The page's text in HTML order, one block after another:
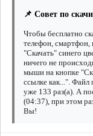
📌 Совет по
Чтобы бесплатно
телефон,
"Скачать" синего
ничего не
мыши на кнопке
ссылке как...". Файл
уже 133 раз(а). А
(04:37), при этом
Вы!